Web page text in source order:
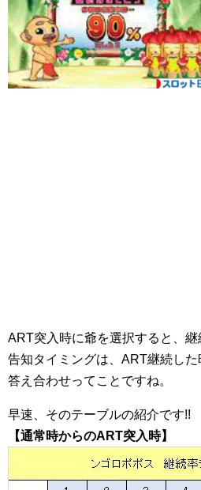
ART突入時に爺を選択すると、継
告知タイミングは、ART継続した
答え合わせってことですね。
早速、そのテーブルの紹介です!!
【通常時からのART突入時】